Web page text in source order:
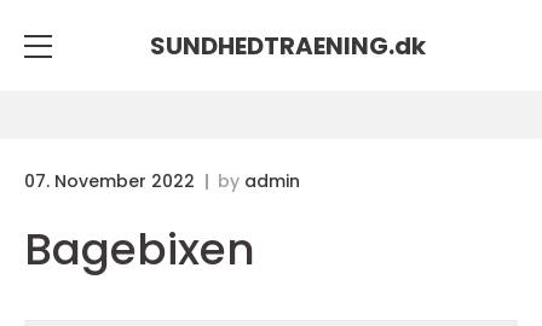
SUNDHEDTRAENING.dk
07. November 2022 by admin
Bagebixen